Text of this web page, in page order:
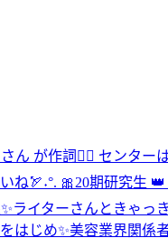
ん が作詞✍🏻 センタ
ね🏹˖°. 🎀20期研究生 👑
ライターさんときゃっ
はじめ✨美容業界関係